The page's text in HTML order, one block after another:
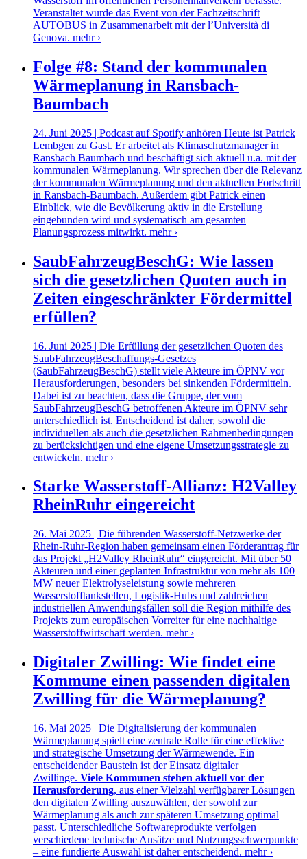
Veranstaltet wurde das Event von der Fachzeitschrift
AUTOBUS in Zusammenarbeit mit der l’Università di
Genova. mehr ›
Folge #8: Stand der kommunalen
Wärmeplanung in Ransbach-
Baumbach
24. Juni 2025 | Podcast auf Spotify anhören Heute ist Patrick
Lembgen zu Gast. Er arbeitet als Klimaschutzmanager in
Ransbach Baumbach und beschäftigt sich aktuell u.a. mit der
kommunalen Wärmeplanung. Wir sprechen über die Relevanz
der kommunalen Wärmeplanung und den aktuellen Fortschritt
in Ransbach-Baumbach. Außerdem gibt Patrick einen
Einblick, wie die Bevölkerung aktiv in die Erstellung
eingebunden wird und systematisch am gesamten
Planungsprozess mitwirkt. mehr ›
SaubFahrzeugBeschG: Wie lassen
sich die gesetzlichen Quoten auch in
Zeiten eingeschränkter Fördermittel
erfüllen?
16. Juni 2025 | Die Erfüllung der gesetzlichen Quoten des
SaubFahrzeugBeschaffungs-Gesetzes
(SaubFahrzeugBeschG) stellt viele Akteure im ÖPNV vor
Herausforderungen, besonders bei sinkenden Fördermitteln.
Dabei ist zu beachten, dass die Gruppe, der vom
SaubFahrzeugBeschG betroffenen Akteure im ÖPNV sehr
unterschiedlich ist. Entscheidend ist daher, sowohl die
individuellen als auch die gesetzlichen Rahmenbedingungen
zu berücksichtigen und eine eigene Umsetzungsstrategie zu
entwickeln. mehr ›
Starke Wasserstoff-Allianz: H2Valley
RheinRuhr eingereicht
26. Mai 2025 | Die führenden Wasserstoff-Netzwerke der
Rhein-Ruhr-Region haben gemeinsam einen Förderantrag für
das Projekt „H2Valley RheinRuhr“ eingereicht. Mit über 50
Akteuren und einer geplanten Infrastruktur von mehr als 100
MW neuer Elektrolyseleistung sowie mehreren
Wasserstofftankstellen, Logistik-Hubs und zahlreichen
industriellen Anwendungsfällen soll die Region mithilfe des
Projekts zum europäischen Vorreiter für eine nachhaltige
Wasserstoffwirtschaft werden. mehr ›
Digitaler Zwilling: Wie findet eine
Kommune einen passenden digitalen
Zwilling für die Wärmeplanung?
16. Mai 2025 | Die Digitalisierung der kommunalen
Wärmeplanung spielt eine zentrale Rolle für eine effektive
und strategische Umsetzung der Wärmewende. Ein
entscheidender Baustein ist der Einsatz digitaler
Zwillinge. Viele Kommunen stehen aktuell vor der
Herausforderung, aus einer Vielzahl verfügbarer Lösungen
den digitalen Zwilling auszuwählen, der sowohl zur
Wärmeplanung als auch zur späteren Umsetzung optimal
passt. Unterschiedliche Softwareprodukte verfolgen
verschiedene technische Ansätze und Nutzungsschwerpunkte
– eine fundierte Auswahl ist daher entscheidend. mehr ›